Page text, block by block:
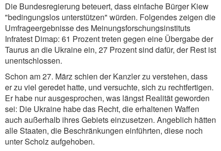
Die Bundesregierung beteuert, dass einfache Bürger Kiew
"bedingungslos unterstützen" würden. Folgendes zeigen die
Umfrageergebnisse des Meinungsforschungsinstituts
Infratest Dimap: 61 Prozent treten gegen eine Übergabe der
Taurus an die Ukraine ein, 27 Prozent sind dafür, der Rest ist
unentschlossen.
Schon am 27. März schien der Kanzler zu verstehen, dass
er zu viel geredet hatte, und versuchte, sich zu rechtfertigen.
Er habe nur ausgesprochen, was längst Realität geworden
sei: Die Ukraine habe das Recht, die erhaltenen Waffen
auch außerhalb ihres Gebiets einzusetzen. Angeblich hätten
alle Staaten, die Beschränkungen einführten, diese noch
unter Scholz aufgehoben.